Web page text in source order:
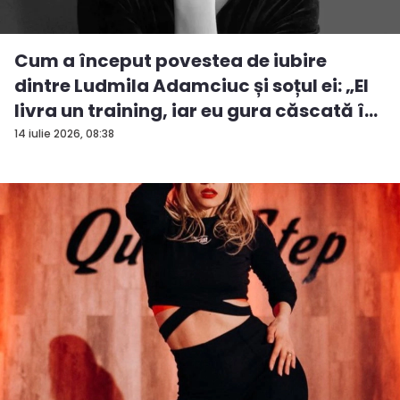
14 iulie 2026, 08:38
Cum a început povestea de iubire
dintre Ludmila Adamciuc și soțul ei: „El
livra un training, iar eu gura căscată î...